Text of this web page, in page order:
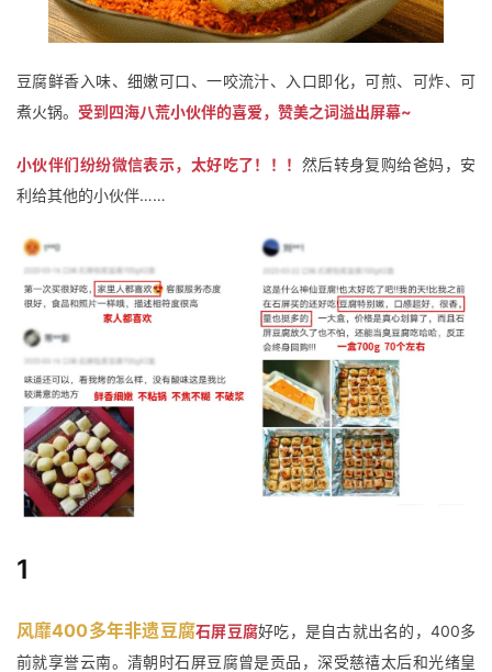
豆腐鲜香入味、细嫩可口、一咬流汁、入口即化，可煎、可炸、可
煮火锅。 受到四海八荒小伙伴的喜爱，赞美之词溢出屏幕~
小伙伴们纷纷微信表示，太好吃了！！！ 然后转身复购给爸妈，安
利给其他的小伙伴……
1
风靡400多年非遗豆腐石屏豆腐好吃，是自古就出名的，400多
前就享誉云南。 清朝时石屏豆腐曾是贡品，深受慈禧太后和光绪皇